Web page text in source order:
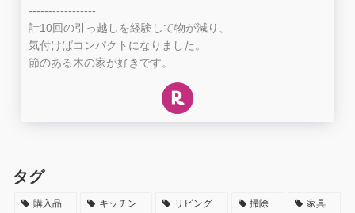
-----------------
計10回の引っ越しを経験して物が減り、
気付けばコンパクトになりました。
節のある木の家が好きです。
タグ
購入品 キッチン リビング 掃除 家具